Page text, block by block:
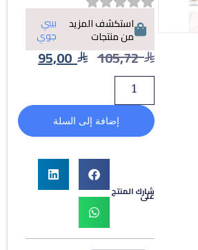
استكشف المزيد
من منتجات
بيبي
جوي
105,72
95,00
إضافة إلى السلة
شارك المنتج